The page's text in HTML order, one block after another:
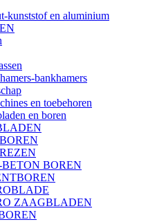
kunststof en aluminium
bankhamers
en toebehoren
en boren
BETON BOREN
ZAAGBLADEN